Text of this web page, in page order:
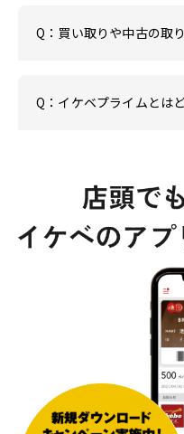
Q：買い取りや中古の取
Q：イケベプライムとは